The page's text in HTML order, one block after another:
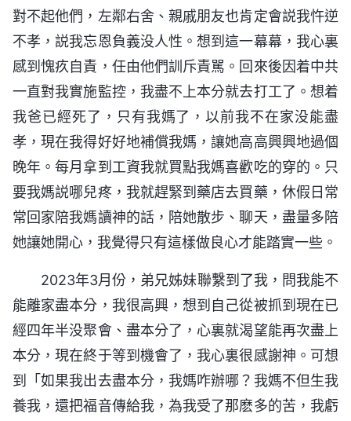
對不起他們，左鄰右舍、親戚朋友也肯定會説我忤逆
不孝，説我忘恩負義没人性。想到這一幕幕，我心裏
感到愧疚自責，任由他們訓斥責駡。回來後因着中共
一直對我實施監控，我盡不上本分就去打工了。想着
我爸已經死了，只有我媽了，以前我不在家没能盡
孝，現在我得好好地補償我媽，讓她高高興興地過個
晚年。每月拿到工資我就買點我媽喜歡吃的穿的。只
要我媽説哪兒疼，我就趕緊到藥店去買藥，休假日常
常回家陪我媽讀神的話，陪她散步、聊天，盡量多陪
她讓她開心，我覺得只有這樣做良心才能踏實一些。
2023年3月份，弟兄姊妹聯繫到了我，問我能不
能離家盡本分，我很高興，想到自己從被抓到現在已
經四年半没聚會、盡本分了，心裏就渴望能再次盡上
本分，現在終于等到機會了，我心裏很感謝神。可想
到「如果我出去盡本分，我媽咋辦哪？我媽不但生我
養我，還把福音傳給我，為我受了那麽多的苦，我虧